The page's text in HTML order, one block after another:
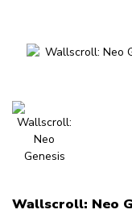
Wallscroll: Neo